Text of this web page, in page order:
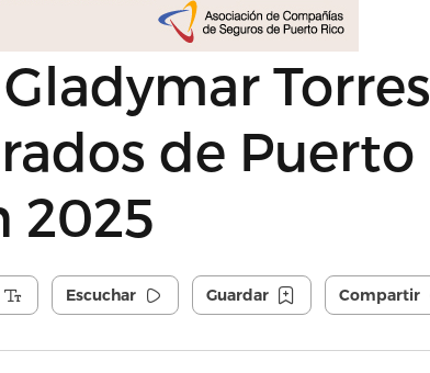
Torres
de Puerto
2025
Escuchar Guardar Compartir